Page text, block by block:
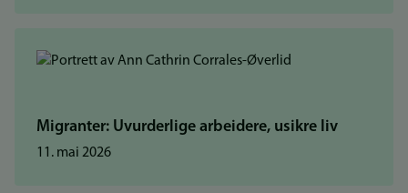
Migranter: Uvurderlige arbeidere, usikre liv
11. mai 2026